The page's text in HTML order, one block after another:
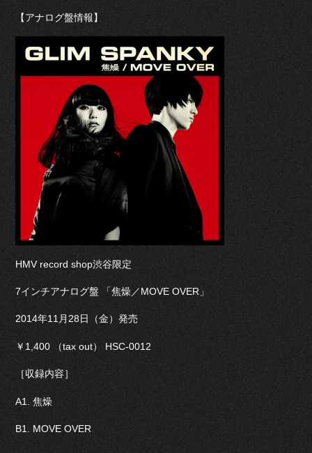
【アナログ盤情報】
HMV record shop渋谷限定
7インチアナログ盤 「焦燥／MOVE OVER」
2014年11月28日（金）発売
￥1,400 （tax out） HSC-0012
［収録内容］
A1. 焦燥
B1. MOVE OVER